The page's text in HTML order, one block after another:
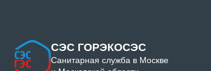
СЭС ГОРЭКОСЭС
Санитарная служба в Москве